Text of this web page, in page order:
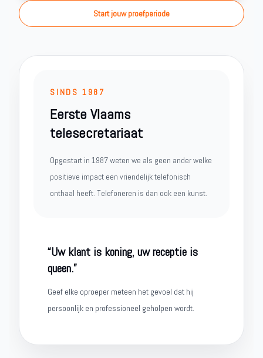
Start jouw proefperiode
SINDS 1987
Eerste Vlaams
telesecretariaat
Opgestart in 1987 weten we als geen ander welke
positieve impact een vriendelijk telefonisch
onthaal heeft. Telefoneren is dan ook een kunst.
“Uw klant is koning, uw receptie is
queen.”
Geef elke oproeper meteen het gevoel dat hij
persoonlijk en professioneel geholpen wordt.